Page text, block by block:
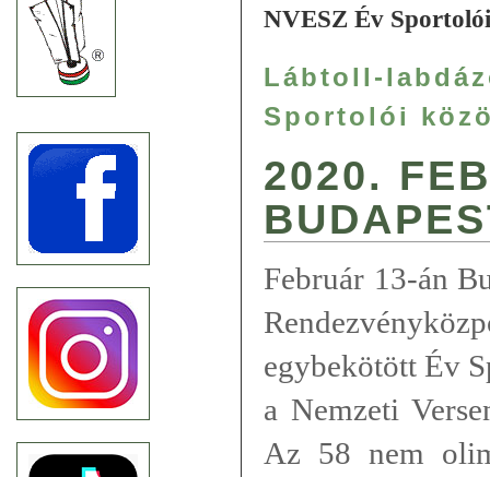
NVESZ Év
Lábtoll-
Sportolói
2020.
Február 13-án
egybekötött Év
a Nemzeti
Az 58 nem